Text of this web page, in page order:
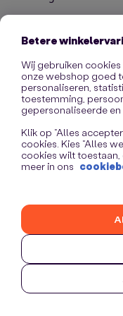
Betere
Wij gebruiken
onze webshop goed
personaliseren,
toestemming,
gepersonaliseerde
Klik op “Alles
cookies. Kies “Alles
cookies wilt toestaan,
meer in ons